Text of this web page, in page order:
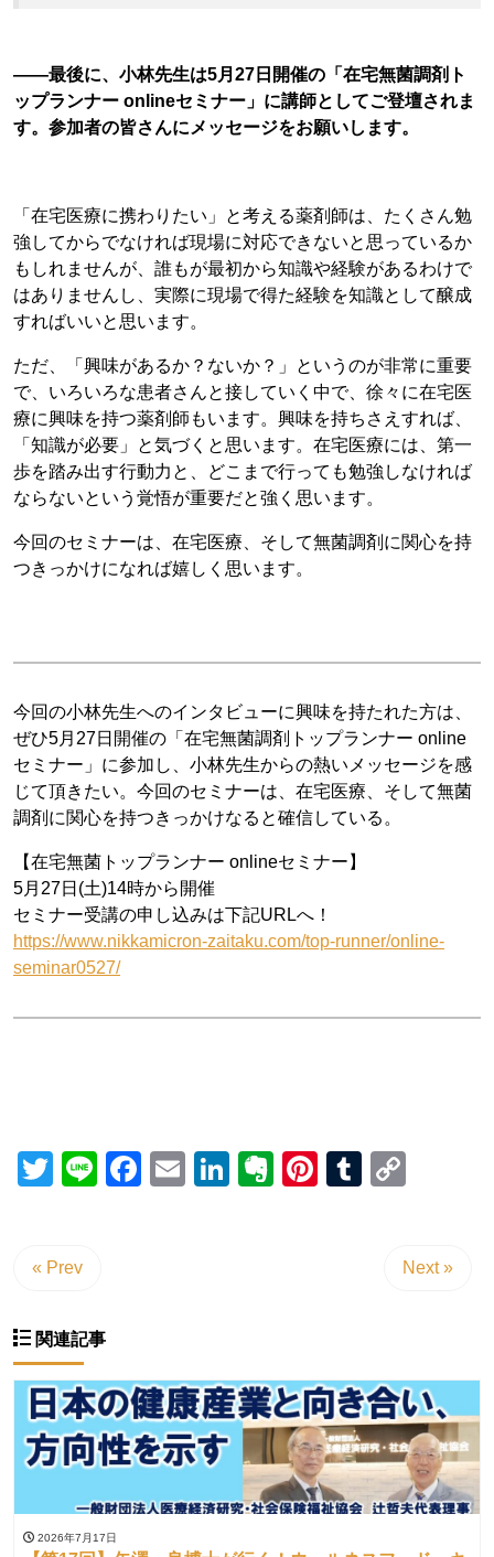
――最後に、小林先生は5月27日開催の「在宅無菌調剤ト
ップランナー onlineセミナー」に講師としてご登壇されま
す。参加者の皆さんにメッセージをお願いします。
「在宅医療に携わりたい」と考える薬剤師は、たくさん勉
強してからでなければ現場に対応できないと思っているか
もしれませんが、誰もが最初から知識や経験があるわけで
はありませんし、実際に現場で得た経験を知識として醸成
すればいいと思います。
ただ、「興味があるか？ないか？」というのが非常に重要
で、いろいろな患者さんと接していく中で、徐々に在宅医
療に興味を持つ薬剤師もいます。興味を持ちさえすれば、
「知識が必要」と気づくと思います。在宅医療には、第一
歩を踏み出す行動力と、どこまで行っても勉強しなければ
ならないという覚悟が重要だと強く思います。
今回のセミナーは、在宅医療、そして無菌調剤に関心を持
つきっかけになれば嬉しく思います。
今回の小林先生へのインタビューに興味を持たれた方は、
ぜひ5月27日開催の「在宅無菌調剤トップランナー online
セミナー」に参加し、小林先生からの熱いメッセージを感
じて頂きたい。今回のセミナーは、在宅医療、そして無菌
調剤に関心を持つきっかけなると確信している。
【在宅無菌トップランナー onlineセミナー】
5月27日(土)14時から開催
セミナー受講の申し込みは下記URLへ！
https://www.nikkamicron-zaitaku.com/top-runner/online-
seminar0527/
Twitter
LineFacebook
EmailLinkedIn
Evernote
Pinterest
Tumblr
« Prev Next »
関連記事
2026年7月17日